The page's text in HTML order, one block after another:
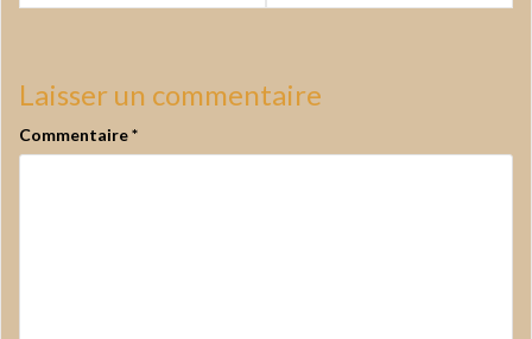
Laisser un commentaire
Commentaire*